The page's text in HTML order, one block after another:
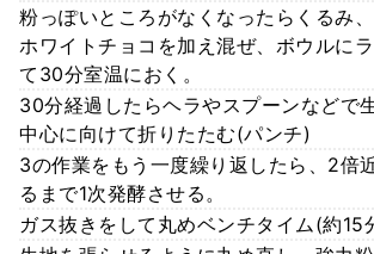
粉っぽいところがなくなったらくるみ、
ホワイトチョコを加え混ぜ、ボウルに
て30分室温におく。
30分経過したらヘラやスプーンなどで
中心に向けて折りたたむ(パンチ)
3の作業をもう一度繰り返したら、2倍
るまで1次発酵させる。
ガス抜きをして丸めベンチタイム(約15